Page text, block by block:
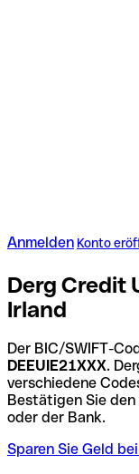
Anmelden Konto
Derg Credit
Irland
Der BIC/SWIFT-
DEEUIE21XXX.
verschiedene
Bestätigen Sie
oder der Bank.
Sparen Sie Geld